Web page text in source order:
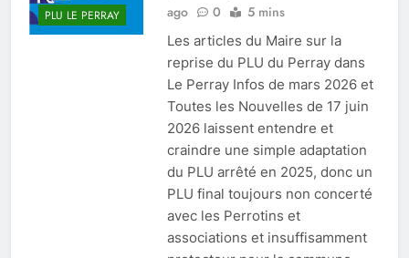
PLU LE PERRAY
ago
0 5 mins
Les articles du Maire sur la
reprise du PLU du Perray dans
Le Perray Infos de mars 2026 et
Toutes les Nouvelles de 17 juin
2026 laissent entendre et
craindre une simple adaptation
du PLU arrêté en 2025, donc un
PLU final toujours non concerté
avec les Perrotins et
associations et insuffisamment